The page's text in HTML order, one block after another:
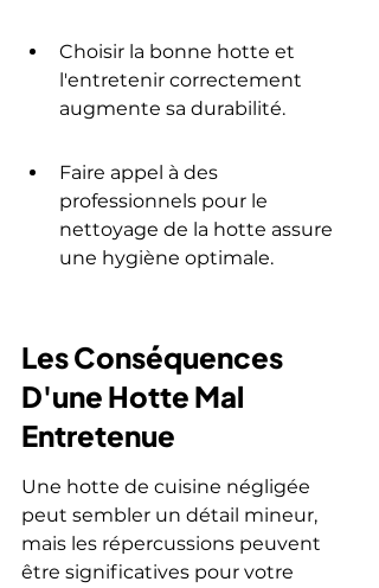
Choisir la bonne hotte et
l'entretenir correctement
augmente sa durabilité.
Faire appel à des
professionnels pour le
nettoyage de la hotte assure
une hygiène optimale.
Les Conséquences
D'une Hotte Mal
Entretenue
Une hotte de cuisine négligée
peut sembler un détail mineur,
mais les répercussions peuvent
être significatives pour votre